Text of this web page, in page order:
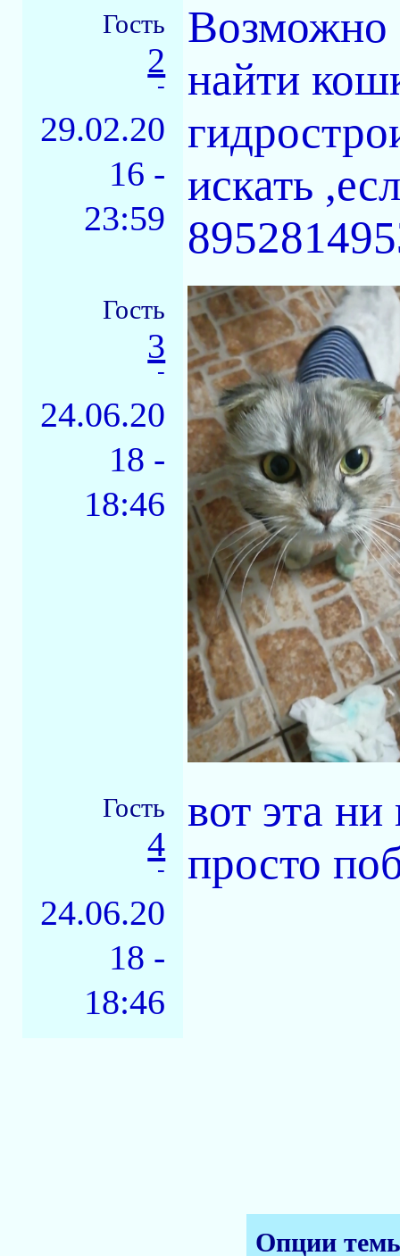
Гость
2
-
29.02.20
16 -
23:59
Возможно
найти
искать
Гость
3
-
24.06.20
18 -
18:46
Гость
4
-
24.06.20
18 -
18:46
вот эта
просто
Опции